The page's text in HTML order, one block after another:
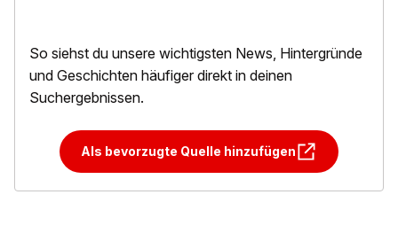
So siehst du unsere wichtigsten News, Hintergründe
und Geschichten häufiger direkt in deinen
Suchergebnissen.
Als bevorzugte Quelle hinzufügen